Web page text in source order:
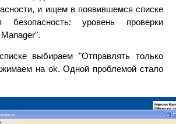
и ищем в появившемся списке
безопасность: уровень проверки
выбираем "Отправлять только
на ok. Одной проблемой стало